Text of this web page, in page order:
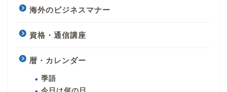
海外のビジネスマナー
資格・通信講座
暦・カレンダー
季語